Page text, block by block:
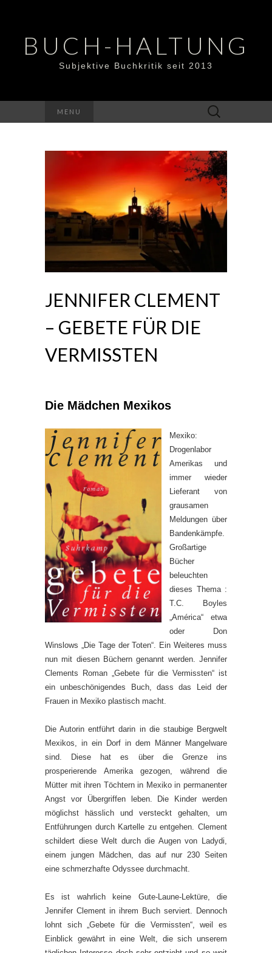
BUCH-HALTUNG
Subjektive Buchkritik seit 2013
MENU
Suchen
nach:
JENNIFER CLEMENT
– GEBETE FÜR DIE
VERMISSTEN
Die Mädchen Mexikos
Mexiko:
Drogenlabor
Amerikas und
immer wieder
Lieferant von
grausamen
Meldungen über
Bandenkämpfe.
Großartige
Bücher
beleuchten
dieses Thema :
T.C. Boyles
„América“ etwa
oder Don
Winslows „Die Tage der Toten“. Ein Weiteres muss
nun mit diesen Büchern genannt werden. Jennifer
Clements Roman „Gebete für die Vermissten“ ist
ein unbeschönigendes Buch, dass das Leid der
Frauen in Mexiko plastisch macht.
Die Autorin entführt darin in die staubige Bergwelt
Mexikos, in ein Dorf in dem Männer Mangelware
sind. Diese hat es über die Grenze ins
prosperierende Amerika gezogen, während die
Mütter mit ihren Töchtern in Mexiko in permanenter
Angst vor Übergriffen leben. Die Kinder werden
möglichst hässlich und versteckt gehalten, um
Entführungen durch Kartelle zu entgehen. Clement
schildert diese Welt durch die Augen von Ladydi,
einem jungen Mädchen, das auf nur 230 Seiten
eine schmerzhafte Odyssee durchmacht.
Es ist wahrlich keine Gute-Laune-Lektüre, die
Jennifer Clement in ihrem Buch serviert. Dennoch
lohnt sich „Gebete für die Vermissten“, weil es
Einblick gewährt in eine Welt, die sich unserem